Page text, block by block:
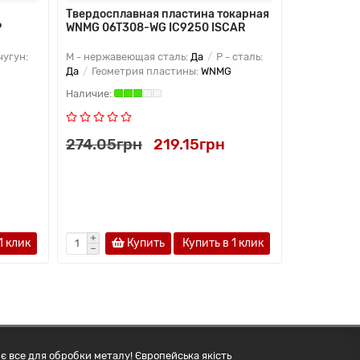
клик
Твердосплавная пластина токарная
WNMG 06T308-WG IC9250 ISCAR
M - нержавеющая сталь: Да
P - сталь:
Да
Геометрия пластины: WNMG
274.05грн 219.15грн
Купить Купить в 1 клик
для обробки металу! Європейська якість